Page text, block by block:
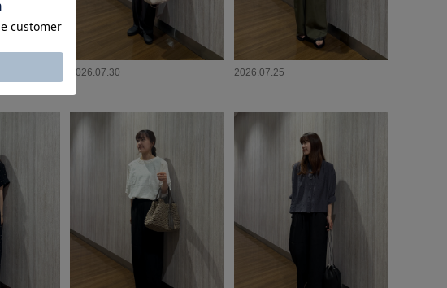
2026.07.30 2026.07.25